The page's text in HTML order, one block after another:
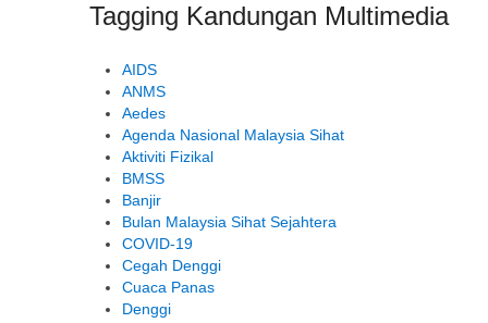
Tagging Kandungan Multimedia
AIDS
ANMS
Aedes
Agenda Nasional Malaysia Sihat
Aktiviti Fizikal
BMSS
Banjir
Bulan Malaysia Sihat Sejahtera
COVID-19
Cegah Denggi
Cuaca Panas
Denggi